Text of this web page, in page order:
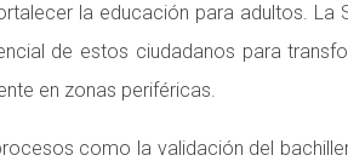
la educación para adultos.
de estos ciudadanos para
en zonas periféricas.
como la validación del